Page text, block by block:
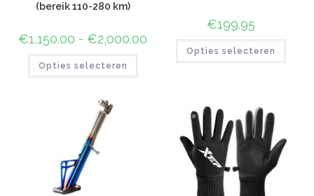
(bereik 110-280 km)
€1,150.00 - €2,000.00
Opties selecteren
€199.95
Opties selecteren